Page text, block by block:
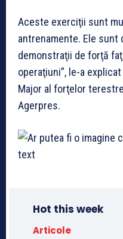
Aceste exerciţii sunt
antrenamente. Ele sunt
demonstraţii de forţă
operaţiuni”, le-a
Major al forţelor
Agerpres.
Hot this week
Articole